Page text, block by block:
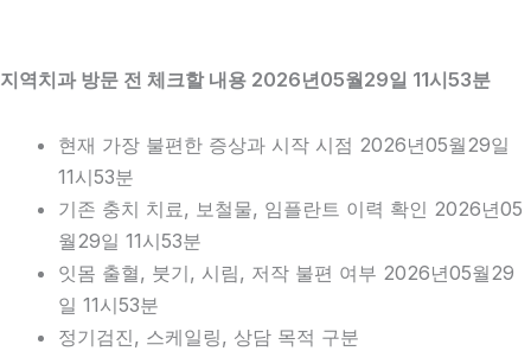
지역치과 방문 전 체크할 내용 2026년05월29일 11시53분
현재 가장 불편한 증상과 시작 시점 2026년05월29일
11시53분
기존 충치 치료, 보철물, 임플란트 이력 확인 2026년05
월29일 11시53분
잇몸 출혈, 붓기, 시림, 저작 불편 여부 2026년05월29
일 11시53분
정기검진, 스케일링, 상담 목적 구분